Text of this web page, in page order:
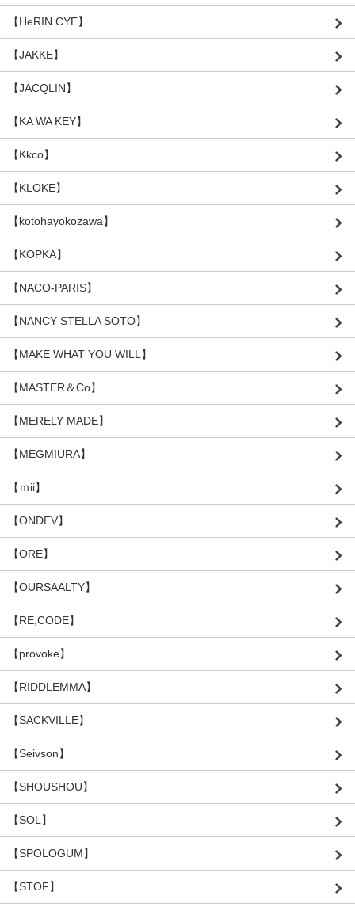
【HeRIN.CYE】
【JAKKE】
【JACQLIN】
【KA WA KEY】
【Kkco】
【KLOKE】
【kotohayokozawa】
【KOPKA】
【NACO-PARIS】
【NANCY STELLA SOTO】
【MAKE WHAT YOU WILL】
【MASTER＆Co】
【MERELY MADE】
【MEGMIURA】
【ｍii】
【ONDEV】
【ORE】
【OURSAALTY】
【RE;CODE】
【provoke】
【RIDDLEMMA】
【SACKVILLE】
【Seivson】
【SHOUSHOU】
【SOL】
【SPOLOGUM】
【STOF】